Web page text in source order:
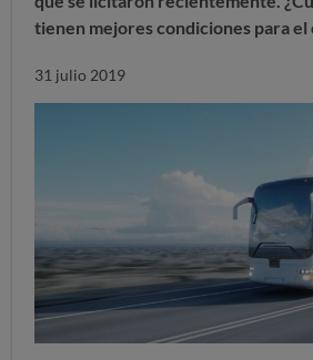
tienen mejores condiciones para el
31 julio 2019